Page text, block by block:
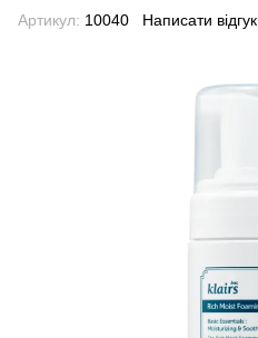
Артикул: 10040 Написати відгук